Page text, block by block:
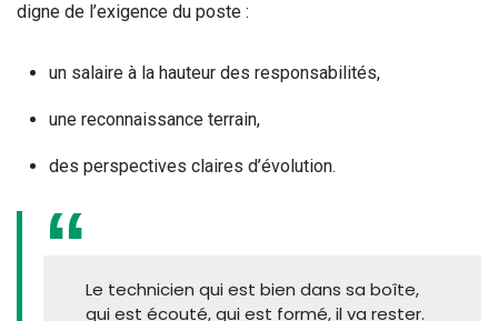
digne de l’exigence du poste :
un salaire à la hauteur des responsabilités,
une reconnaissance terrain,
des perspectives claires d’évolution.
Le technicien qui est bien dans sa boîte,
qui est écouté, qui est formé, il va rester.